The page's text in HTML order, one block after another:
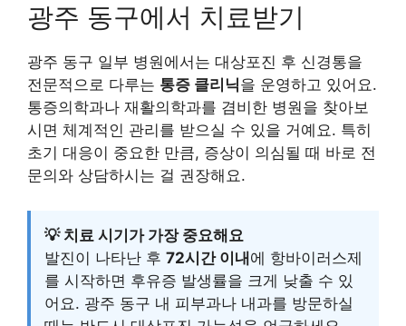
광주 동구에서 치료받기
광주 동구 일부 병원에서는 대상포진 후 신경통을
전문적으로 다루는 통증 클리닉을 운영하고 있어요.
통증의학과나 재활의학과를 겸비한 병원을 찾아보
시면 체계적인 관리를 받으실 수 있을 거예요. 특히
초기 대응이 중요한 만큼, 증상이 의심될 때 바로 전
문의와 상담하시는 걸 권장해요.
💡 치료 시기가 가장 중요해요
발진이 나타난 후 72시간 이내에 항바이러스제
를 시작하면 후유증 발생률을 크게 낮출 수 있
어요. 광주 동구 내 피부과나 내과를 방문하실